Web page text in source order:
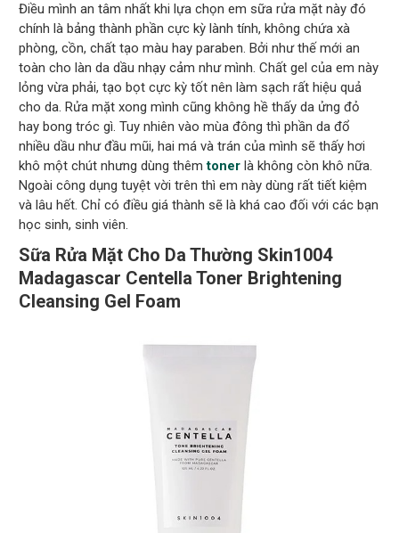
Điều mình an tâm nhất khi lựa chọn em sữa rửa mặt này đó
chính là bảng thành phần cực kỳ lành tính, không chứa xà
phòng, cồn, chất tạo màu hay paraben. Bởi như thế mới an
toàn cho làn da dầu nhạy cảm như mình. Chất gel của em này
lỏng vừa phải, tạo bọt cực kỳ tốt nên làm sạch rất hiệu quả
cho da. Rửa mặt xong mình cũng không hề thấy da ửng đỏ
hay bong tróc gì. Tuy nhiên vào mùa đông thì phần da đổ
nhiều dầu như đầu mũi, hai má và trán của mình sẽ thấy hơi
khô một chút nhưng dùng thêmtoner là không còn khô nữa.
Ngoài công dụng tuyệt vời trên thì em này dùng rất tiết kiệm
và lâu hết. Chỉ có điều giá thành sẽ là khá cao đối với các bạn
học sinh, sinh viên.
Sữa Rửa Mặt Cho Da Thường Skin1004
Madagascar Centella Toner Brightening
Cleansing Gel Foam